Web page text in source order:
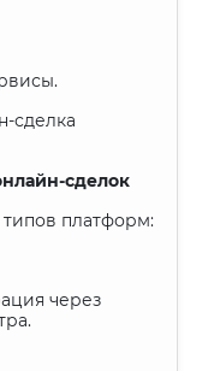
сделка
сделок
платформ:
через